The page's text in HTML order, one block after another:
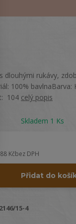
dlouhými rukávy,
100% bavlnaBarva:
104 celý popis
Skladem 1 Ks
Kčbez DPH
Přidat do
2146/15-4